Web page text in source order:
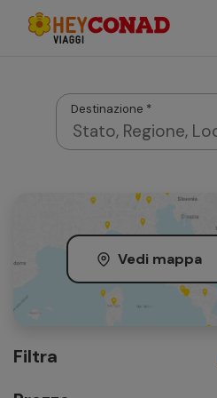
Destinazione *
Vedi mappa
Filtra